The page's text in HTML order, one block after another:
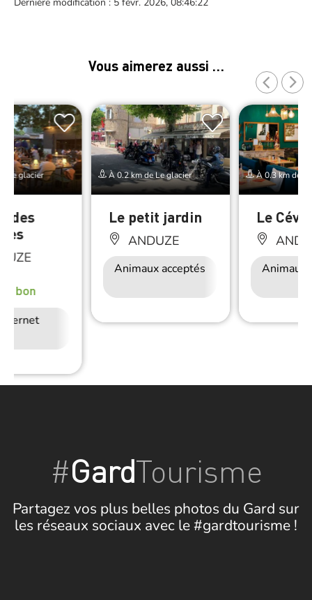
Vous aimerez aussi …
Le glacier
des
bon
Restauration
À 0.2 km de Le glacier
Le petit jardin
ANDUZE
Animaux acceptés
Accès Internet
À 0.3 km de
Le
Animaux
#GardTourisme
Partagez vos plus belles photos du Gard sur
les réseaux sociaux avec le #gardtourisme !